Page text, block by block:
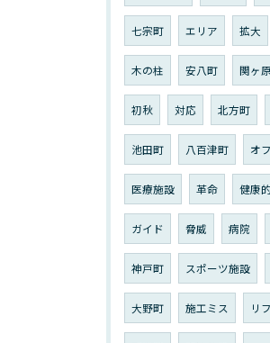
七宗町 エリア 拡大
木の柱 安八町 関ヶ
初秋 対応 北方町
池田町 八百津町 オ
医療施設 革命 健康
ガイド 脅威 病院
神戸町 スポーツ施設
大野町 施工ミス リ